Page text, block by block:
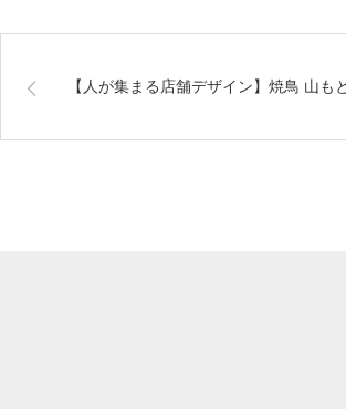
【人が集まる店舗デザイン】焼鳥 山もと